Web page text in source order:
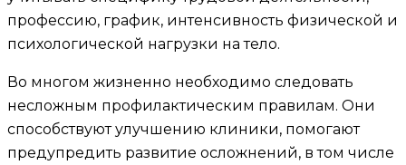
профессию, график, интенсивность физической и
психологической нагрузки на тело.
Во многом жизненно необходимо следовать
несложным профилактическим правилам. Они
способствуют улучшению клиники, помогают
предупредить развитие осложнений, в том числе